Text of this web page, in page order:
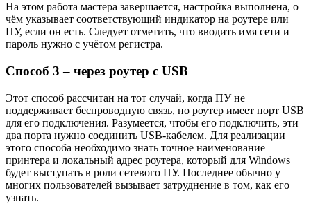
На этом работа мастера завершается, настройка выполнена, о
чём указывает соответствующий индикатор на роутере или
ПУ, если он есть. Следует отметить, что вводить имя сети и
пароль нужно с учётом регистра.
Способ 3 – через роутер с USB
Этот способ рассчитан на тот случай, когда ПУ не
поддерживает беспроводную связь, но роутер имеет порт USB
для его подключения. Разумеется, чтобы его подключить, эти
два порта нужно соединить USB-кабелем. Для реализации
этого способа необходимо знать точное наименование
принтера и локальный адрес роутера, который для Windows
будет выступать в роли сетевого ПУ. Последнее обычно у
многих пользователей вызывает затруднение в том, как его
узнать.